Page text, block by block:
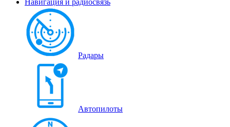
Навигация и радиосвязь
Радары
Автопилоты